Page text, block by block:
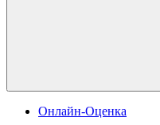
Онлайн-Оценка